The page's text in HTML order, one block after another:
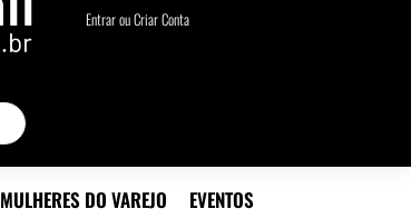
Entrar ou Criar Conta
MULHERES DO VAREJO EVENTOS